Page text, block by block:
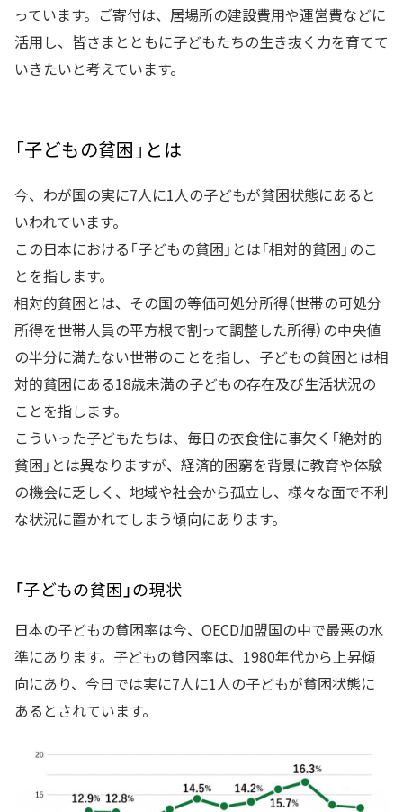
っています。ご寄付は、居場所の建設費用や運営費などに
活用し、皆さまとともに子どもたちの生き抜く力を育てて
いきたいと考えています。
「子どもの貧困」とは
今、わが国の実に7人に1人の子どもが貧困状態にあると
いわれています。
この日本における「子どもの貧困」とは「相対的貧困」のこ
とを指します。
相対的貧困とは、その国の等価可処分所得（世帯の可処分
所得を世帯人員の平方根で割って調整した所得）の中央値
の半分に満たない世帯のことを指し、子どもの貧困とは相
対的貧困にある18歳未満の子どもの存在及び生活状況の
ことを指します。
こういった子どもたちは、毎日の衣食住に事欠く「絶対的
貧困」とは異なりますが、経済的困窮を背景に教育や体験
の機会に乏しく、地域や社会から孤立し、様々な面で不利
な状況に置かれてしまう傾向にあります。
「子どもの貧困」の現状
日本の子どもの貧困率は今、OECD加盟国の中で最悪の水
準にあります。子どもの貧困率は、1980年代から上昇傾
向にあり、今日では実に7人に1人の子どもが貧困状態に
あるとされています。